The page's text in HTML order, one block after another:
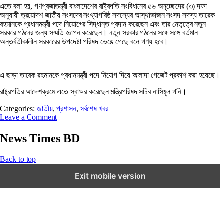
এতে বলা হয়, গণপ্রজাতন্ত্রী বাংলাদেশের রাষ্ট্রপতি সংবিধানের ৫৬ অনুচ্ছেদের (৩) দফা
অনুযায়ী ত্রয়োদশ জাতীয় সংসদের সংখ্যাগরিষ্ঠ সদস্যের আস্থাভাজন সংসদ সদস্য তারেক
রহমানকে প্রধানমন্ত্রী পদে নিয়োগের সিদ্ধান্ত প্রদান করেছেন এবং তার নেতৃত্বে নতুন
সরকার গঠনের জন্য সম্মতি জ্ঞাপন করেছেন। নতুন সরকার গঠনের সঙ্গে সঙ্গে বর্তমান
অন্তর্বর্তীকালীন সরকারের উপদেষ্টা পরিষদ ভেঙে গেছে বলে গণ্য হবে।
এ ছাড়া তারেক রহমানকে প্রধানমন্ত্রী পদে নিয়োগ দিয়ে আলাদা গেজেট প্রকাশ করা হয়েছে।
রাষ্ট্রপতির আদেশক্রমে এতে স্বাক্ষর করেছেন মন্ত্রিপরিষদ সচিব নাসিমুল গনি।
Categories: জাতীয়, প্রশাসন, সর্বশেষ খবর
Leave a Comment
News Times BD
Back to top
Exit mobile version